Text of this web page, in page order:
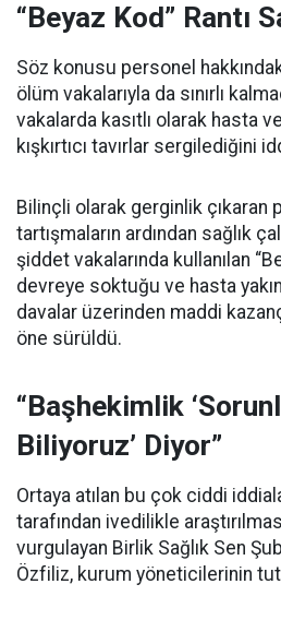
“Beyaz Kod” Rantı
Söz konusu personel
ölüm vakalarıyla da sınırlı
vakalarda kasıtlı olarak hasta
kışkırtıcı tavırlar sergilediğini
Bilinçli olarak gerginlik çıkaran
tartışmaların ardından sağlık
şiddet vakalarında kullanılan
devreye soktuğu ve hasta
davalar üzerinden maddi
öne sürüldü.
“Başhekimlik
Biliyoruz’ Diyor”
Ortaya atılan bu çok ciddi
tarafından ivedilikle
vurgulayan Birlik Sağlık Sen
Özfiliz, kurum yöneticilerinin